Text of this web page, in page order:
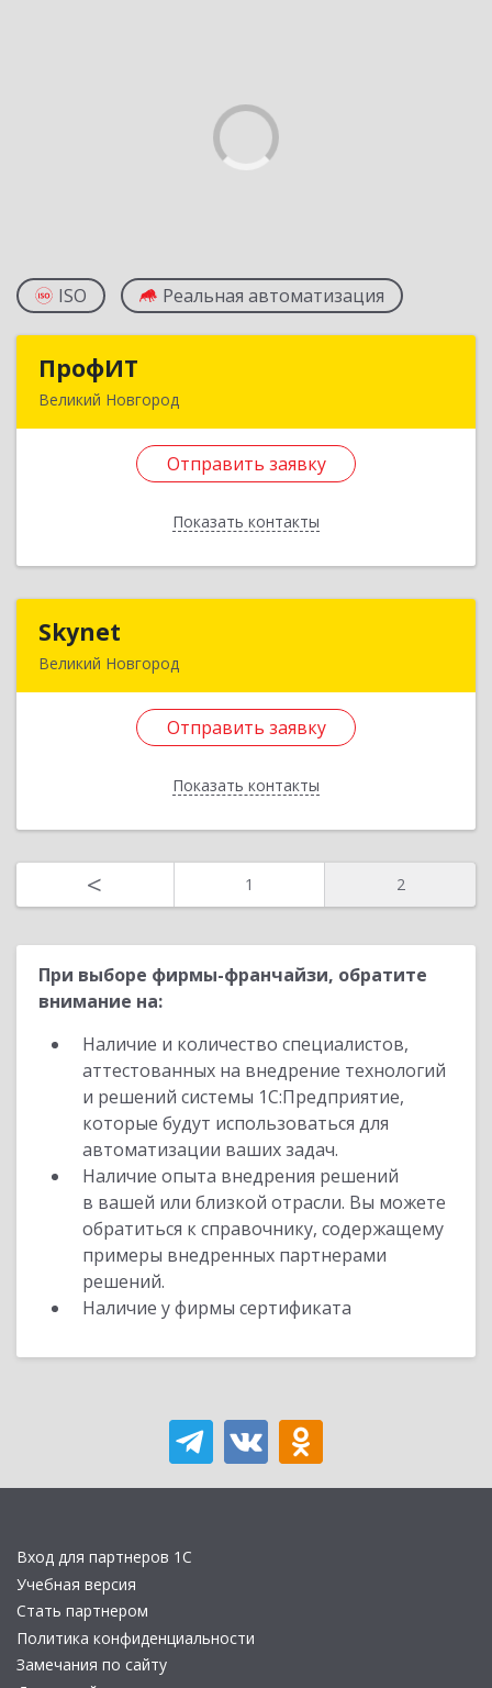
ISO Реальная автоматизация
ПрофИТ
Великий Новгород
Отправить заявку
Показать контакты
г, Большая Санкт-Петербургская ул, дом № 64,
Skynet
Великий Новгород
Отправить заявку
Показать контакты
г, Александра Корсунова пр-кт, дом № 28А,
< 1 2
При выборе фирмы-франчайзи, обратите
внимание на:
Наличие и количество специалистов,
аттестованных на внедрение технологий
и решений системы 1С:Предприятие,
которые будут использоваться для
автоматизации ваших задач.
Наличие опыта внедрения решений
в вашей или близкой отрасли. Вы можете
обратиться к справочнику, содержащему
примеры внедренных партнерами
решений.
Наличие у фирмы сертификата
Вход для партнеров 1С
Учебная версия
Стать партнером
Политика конфиденциальности
Замечания по сайту